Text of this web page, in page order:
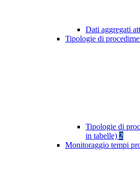
Dati aggregati
Tipologie di
Tipologie di
in tabelle) 2
Monitoraggio tempi